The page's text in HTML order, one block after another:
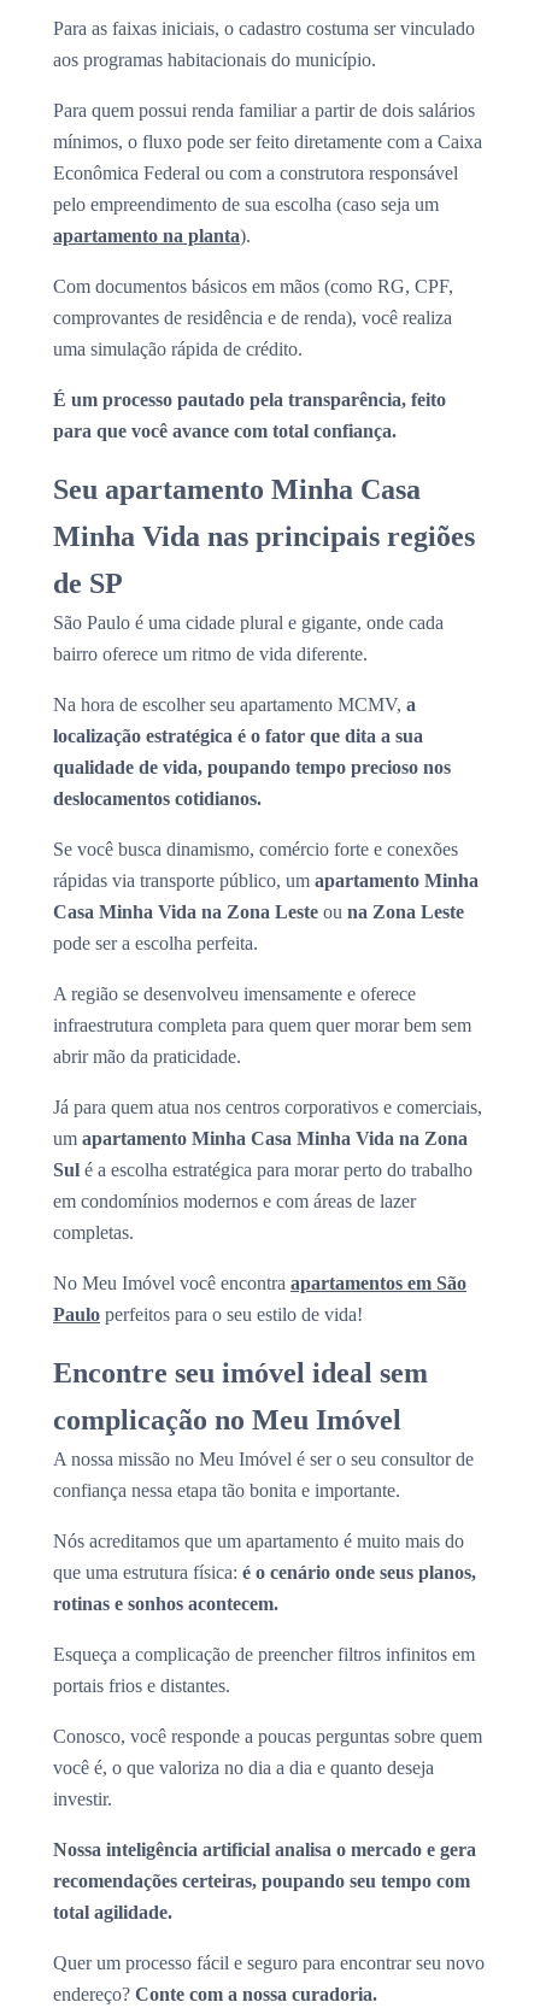
Para as faixas iniciais, o cadastro costuma ser vinculado
aos programas habitacionais do município.
Para quem possui renda familiar a partir de dois salários
mínimos, o fluxo pode ser feito diretamente com a Caixa
Econômica Federal ou com a construtora responsável
pelo empreendimento de sua escolha (caso seja um
apartamento na planta).
Com documentos básicos em mãos (como RG, CPF,
comprovantes de residência e de renda), você realiza
uma simulação rápida de crédito.
É um processo pautado pela transparência, feito
para que você avance com total confiança.
Seu apartamento Minha Casa
Minha Vida nas principais regiões
de SP
São Paulo é uma cidade plural e gigante, onde cada
bairro oferece um ritmo de vida diferente.
Na hora de escolher seu apartamento MCMV, a
localização estratégica é o fator que dita a sua
qualidade de vida, poupando tempo precioso nos
deslocamentos cotidianos.
Se você busca dinamismo, comércio forte e conexões
rápidas via transporte público, um apartamento Minha
Casa Minha Vida na Zona Leste ou na Zona Leste
pode ser a escolha perfeita.
A região se desenvolveu imensamente e oferece
infraestrutura completa para quem quer morar bem sem
abrir mão da praticidade.
Já para quem atua nos centros corporativos e comerciais,
um apartamento Minha Casa Minha Vida na Zona
Sul é a escolha estratégica para morar perto do trabalho
em condomínios modernos e com áreas de lazer
completas.
No Meu Imóvel você encontra apartamentos em São
Paulo perfeitos para o seu estilo de vida!
Encontre seu imóvel ideal sem
complicação no Meu Imóvel
A nossa missão no Meu Imóvel é ser o seu consultor de
confiança nessa etapa tão bonita e importante.
Nós acreditamos que um apartamento é muito mais do
que uma estrutura física: é o cenário onde seus planos,
rotinas e sonhos acontecem.
Esqueça a complicação de preencher filtros infinitos em
portais frios e distantes.
Conosco, você responde a poucas perguntas sobre quem
você é, o que valoriza no dia a dia e quanto deseja
investir.
Nossa inteligência artificial analisa o mercado e gera
recomendações certeiras, poupando seu tempo com
total agilidade.
Quer um processo fácil e seguro para encontrar seu novo
endereço? Conte com a nossa curadoria.